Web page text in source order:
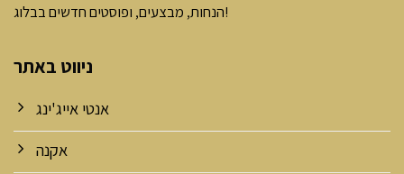
ניווט באתר
אנטי אייג'ינג
אקנה
הנחות, מבצעים, ופוסטים חדשים בבלוג!